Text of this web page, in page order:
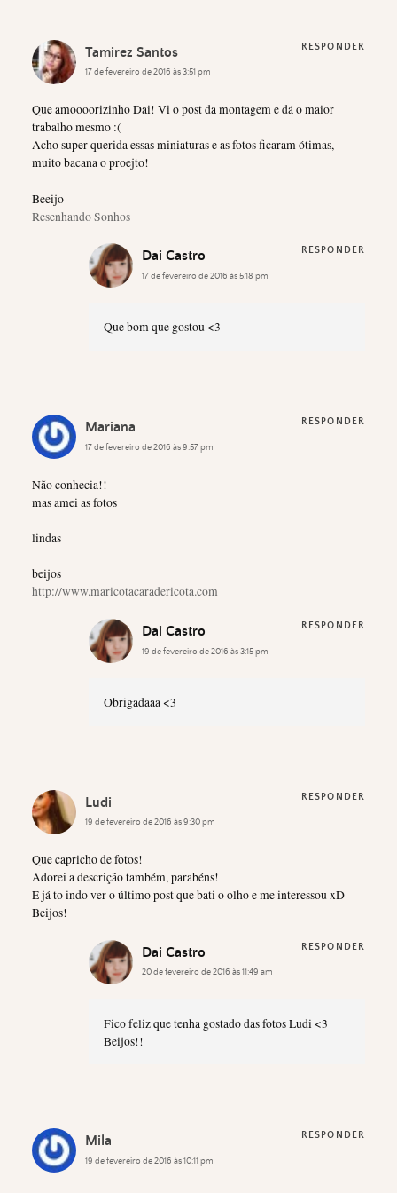
Tamirez Santos
17 de fevereiro de 2016 às 3:51 pm
Que amoooorizinho Dai! Vi o post da montagem e dá o maior
trabalho mesmo :(
Acho super querida essas miniaturas e as fotos ficaram ótimas,
muito bacana o proejto!
Beeijo
Resenhando Sonhos
RESPONDER
Dai Castro
17 de fevereiro de 2016 às 5:18 pm
Que bom que gostou <3
RESPONDER
Mariana
17 de fevereiro de 2016 às 9:57 pm
Não conhecia!!
mas amei as fotos
lindas
beijos
http://www.maricotacaradericota.com
RESPONDER
Dai Castro
19 de fevereiro de 2016 às 3:15 pm
Obrigadaaa <3
RESPONDER
Ludi
19 de fevereiro de 2016 às 9:30 pm
Que capricho de fotos!
Adorei a descrição também, parabéns!
E já to indo ver o último post que bati o olho e me interessou xD
Beijos!
RESPONDER
Dai Castro
20 de fevereiro de 2016 às 11:49 am
Fico feliz que tenha gostado das fotos Ludi <3
Beijos!!
RESPONDER
Mila
19 de fevereiro de 2016 às 10:11 pm
RESPONDER